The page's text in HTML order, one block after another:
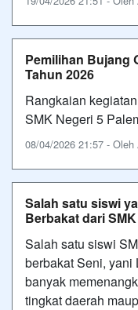
Pemilihan Bujang
Tahun 2026
Rangkaian
SMK Negeri 5
08/04/2026 21:57 -
Salah satu siswi
Berbakat dari
Salah satu siswi
berbakat Seni, yani
banyak
tingkat daerah